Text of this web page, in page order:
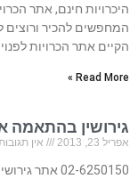
היכרויות חינם, אתר
המחפשים להכיר
הקיים אתר הכרויות
Read More »
גירושין בהתאמה
אפריל 23, 2013 אין
02-6250150